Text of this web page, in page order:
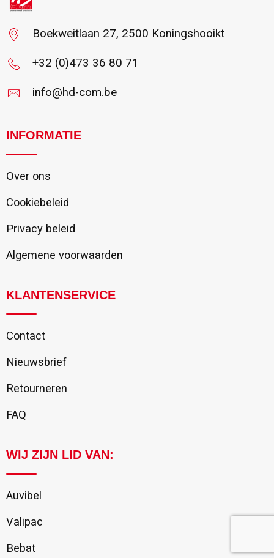
Boekweitlaan 27, 2500 Koningshooikt
+32 (0)473 36 80 71
info@hd-com.be
INFORMATIE
Over ons
Cookiebeleid
Privacy beleid
Algemene voorwaarden
KLANTENSERVICE
Contact
Nieuwsbrief
Retourneren
FAQ
WIJ ZIJN LID VAN:
Auvibel
Valipac
Bebat